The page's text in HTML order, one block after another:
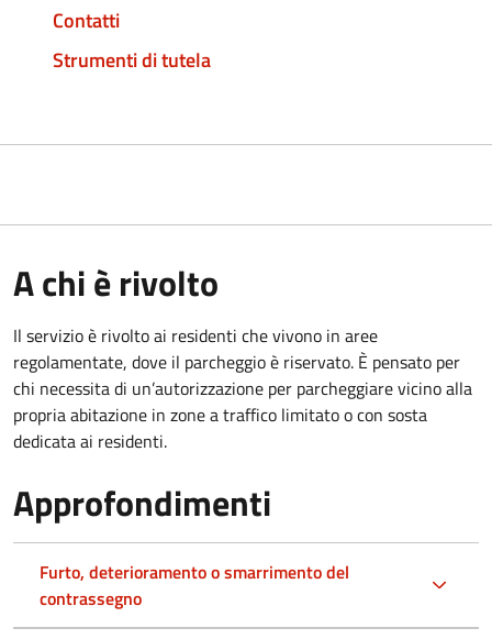
Contatti
Strumenti di tutela
A chi è rivolto
Il servizio è rivolto ai residenti che vivono in aree
regolamentate, dove il parcheggio è riservato. È pensato per
chi necessita di un’autorizzazione per parcheggiare vicino alla
propria abitazione in zone a traffico limitato o con sosta
dedicata ai residenti.
Approfondimenti
Furto, deterioramento o smarrimento del
contrassegno